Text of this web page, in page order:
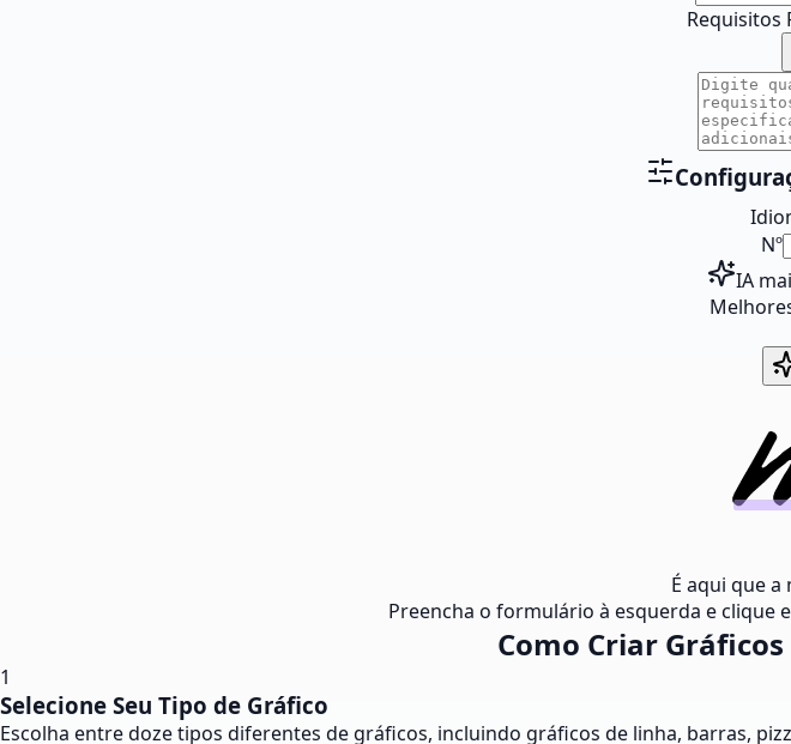
Requisitos
Nº
IA
É aqui que a
Preencha o formulário à esquerda e clique
Como Criar
1
Selecione Seu Tipo de Gráfico
Escolha entre doze tipos diferentes de gráficos, incluindo gráficos de linha, barras,